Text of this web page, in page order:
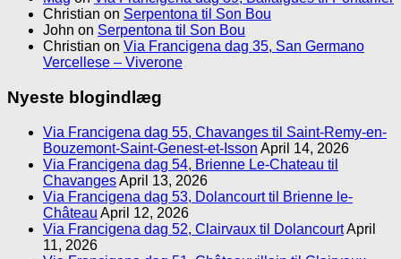
Christian on Serpentona til Son Bou
John on Serpentona til Son Bou
Christian on Via Francigena dag 35, San Germano
Vercellese – Viverone
Nyeste blogindlæg
Via Francigena dag 55, Chavanges til Saint-Remy-en-
Bouzemont-Saint-Genest-et-Isson April 14, 2026
Via Francigena dag 54, Brienne Le-Chateau til
ChavangesApril 13, 2026
Via Francigena dag 53, Dolancourt til Brienne le-
Château April 12, 2026
Via Francigena dag 52, Clairvaux til DolancourtApril
11, 2026